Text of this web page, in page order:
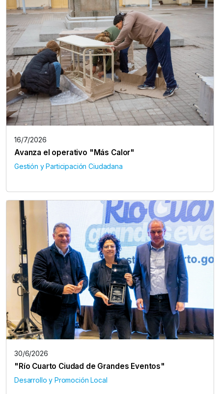
16/7/2026
Avanza el operativo "Más Calor"
Gestión y Participación Ciudadana
30/6/2026
"Río Cuarto Ciudad de Grandes Eventos"
Desarrollo y Promoción Local